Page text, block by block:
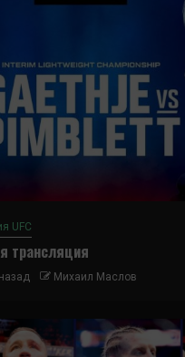
UFC
трансляция
Михаил Маслов